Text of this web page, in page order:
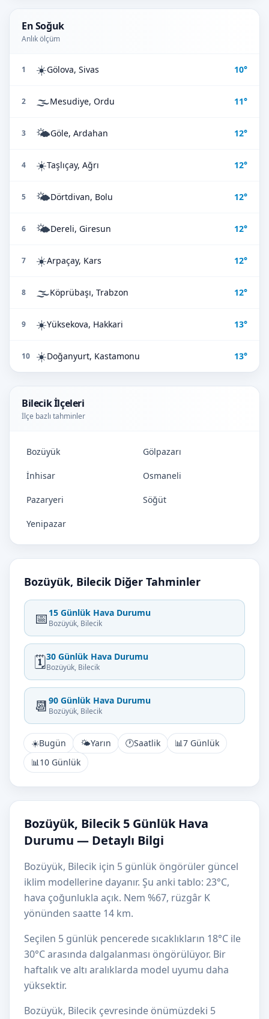
En Soğuk
Anlık ölçüm
1 ☀️Gölova, Sivas 10°
2 🌫️Mesudiye, Ordu 11°
3 🌤️Göle, Ardahan 12°
4 ☀️Taşlıçay, Ağrı 12°
5 🌤️Dörtdivan, Bolu 12°
6 🌤️Dereli, Giresun 12°
7 ☀️Arpaçay, Kars 12°
8 🌫️Köprübaşı, Trabzon 12°
9 ☀️Yüksekova, Hakkari 13°
10 ☀️Doğanyurt, Kastamonu 13°
Bilecik İlçeleri
İlçe bazlı tahminler
Bozüyük Gölpazarı
İnhisar Osmaneli
Pazaryeri Söğüt
Yenipazar
Bozüyük, Bilecik Diğer Tahminler
📅 15 Günlük Hava Durumu
Bozüyük, Bilecik
🗓️30 Günlük Hava Durumu
Bozüyük, Bilecik
📆 90 Günlük Hava Durumu
Bozüyük, Bilecik
☀️Bugün 🌤️Yarın 🕐Saatlik 📊7 Günlük
📊10 Günlük
Bozüyük, Bilecik 5 Günlük Hava
Durumu — Detaylı Bilgi
Bozüyük, Bilecik için 5 günlük öngörüler güncel
iklim modellerine dayanır. Şu anki tablo: 23°C,
hava çoğunlukla açık. Nem %67, rüzgâr K
yönünden saatte 14 km.
Seçilen 5 günlük pencerede sıcaklıkların 18°C ile
30°C arasında dalgalanması öngörülüyor. Bir
haftalık ve altı aralıklarda model uyumu daha
yüksektir.
Bozüyük, Bilecik çevresinde önümüzdeki 5